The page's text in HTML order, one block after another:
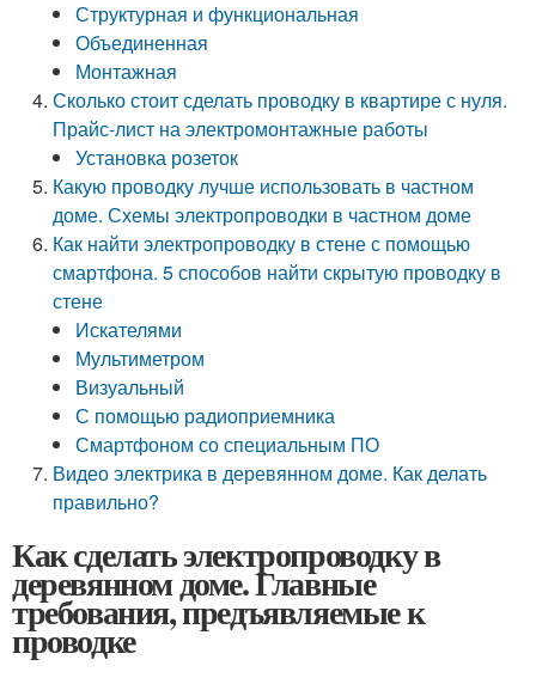
Структурная и функциональная
Объединенная
Монтажная
Сколько стоит сделать проводку в квартире с нуля.
Прайс-лист на электромонтажные работы
Установка розеток
Какую проводку лучше использовать в частном
доме. Схемы электропроводки в частном доме
Как найти электропроводку в стене с помощью
смартфона. 5 способов найти скрытую проводку в
стене
Искателями
Мультиметром
Визуальный
С помощью радиоприемника
Смартфоном со специальным ПО
Видео электрика в деревянном доме. Как делать
правильно?
Как сделать электропроводку в
деревянном доме. Главные
требования, предъявляемые к
проводке